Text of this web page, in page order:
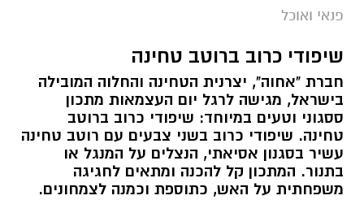
פנאי ואוכל
שיפודי כרוב ברוטב טחינה
חברת "אחוה", יצרנית הטחינה והחלוה המובילה
בישראל, מגישה לרגל יום העצמאות מתכון
ססגוני וטעים במיוחד: שיפודי כרוב ברוטב
טחינה. שיפודי כרוב בשני צבעים עם רוטב טחינה
עשיר בסגנון אסיאתי, הנצלים על המנגל או
בתנור. המתכון קל להכנה ומתאים לחגיגה
משפחתית על האש, כתוספת וכמנה לצמחונים.